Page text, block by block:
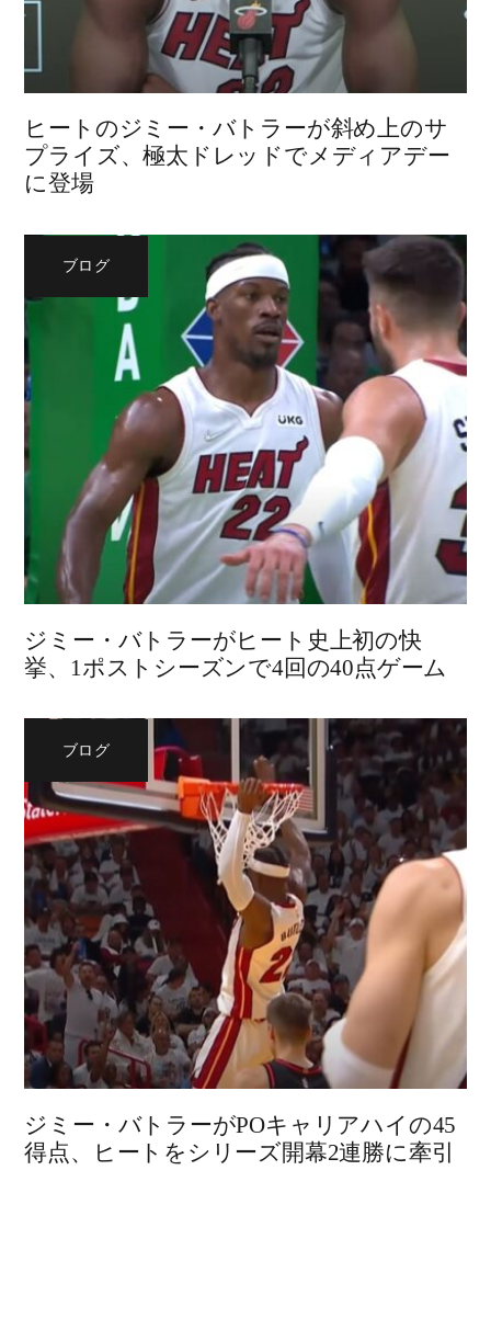
ヒートのジミー・バトラーが斜め上のサ
プライズ、極太ドレッドでメディアデー
に登場
ブログ
ジミー・バトラーがヒート史上初の快
挙、1ポストシーズンで4回の40点ゲーム
ブログ
ジミー・バトラーがPOキャリアハイの45
得点、ヒートをシリーズ開幕2連勝に牽引